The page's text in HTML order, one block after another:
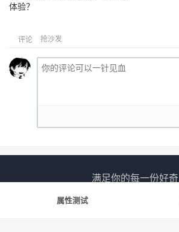
体验？
评论 抢沙发
满足你的每一份好奇
属性测试